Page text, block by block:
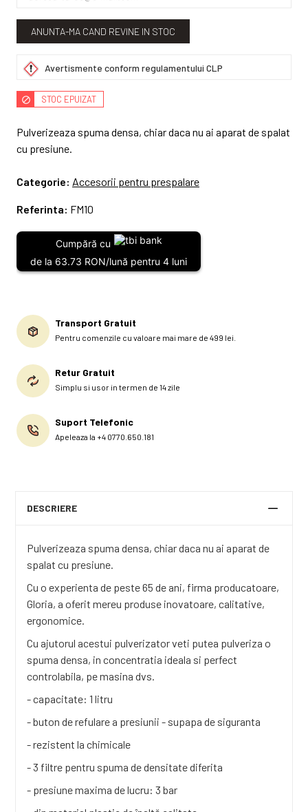
ANUNTA-MA CAND REVINE IN STOC
Avertismente conform regulamentului CLP
STOC EPUIZAT
Pulverizeaza spuma densa, chiar daca nu ai aparat de spalat
cu presiune.
Categorie: Accesorii pentru prespalare
Referinta: FM10
Cumpără cu
de la 63.73 RON/lună pentru 4 luni
Transport Gratuit
Pentru comenzile cu valoare mai mare de 499 lei.
Retur Gratuit
Simplu si usor in termen de 14 zile
Suport Telefonic
Apeleaza la +4 0770.650.181
DESCRIERE
Pulverizeaza spuma densa, chiar daca nu ai aparat de
spalat cu presiune.
Cu o experienta de peste 65 de ani, firma producatoare,
Gloria, a oferit mereu produse inovatoare, calitative,
ergonomice.
Cu ajutorul acestui pulverizator veti putea pulveriza o
spuma densa, in concentratia ideala si perfect
controlabila, pe masina dvs.
- capacitate: 1 litru
- buton de refulare a presiunii - supapa de siguranta
- rezistent la chimicale
- 3 filtre pentru spuma de densitate diferita
- presiune maxima de lucru: 3 bar